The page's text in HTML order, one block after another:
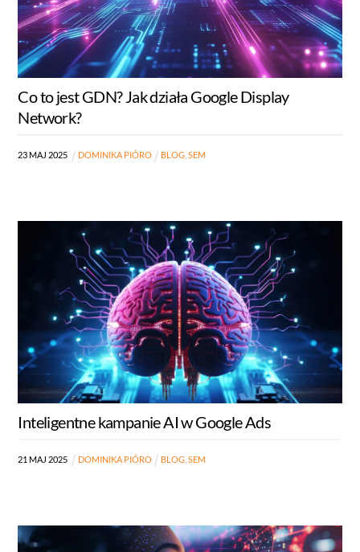
Co to jest GDN? Jak działa Google Display
Network?
23 MAJ 2025 DOMINIKA PIÓRO BLOG, SEM
Inteligentne kampanie AI w Google Ads
21 MAJ 2025 DOMINIKA PIÓRO BLOG, SEM